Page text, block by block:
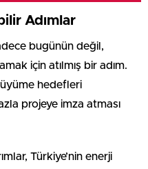
Adımlar
bugünün değil,
için atılmış bir adım.
hedefleri
projeye imza atması
Türkiye’nin enerji